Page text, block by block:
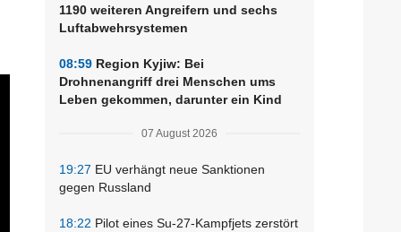
1190 weiteren Angreifern und sechs
Luftabwehrsystemen
08:59 Region Kyjiw: Bei
Drohnenangriff drei Menschen ums
Leben gekommen, darunter ein Kind
07 August 2026
19:27 EU verhängt neue Sanktionen
gegen Russland
18:22 Pilot eines Su-27-Kampfjets zerstört